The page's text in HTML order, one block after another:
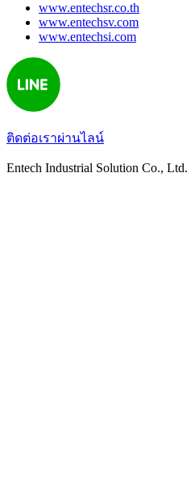
www.entechsr.co.th
www.entechsv.com
www.entechsi.com
ติดต่อเราผ่านไลน์
Entech Industrial Solution Co., Ltd.